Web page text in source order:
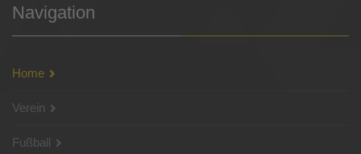
Navigation
Home
Verein
Fußball